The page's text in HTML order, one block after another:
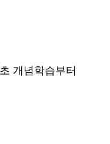
개념학습부터